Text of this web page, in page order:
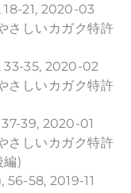
21, 2020-03
さしいカガク特許
33-35, 2020-02
さしいカガク特許
39, 2020-01
さしいカガク特許
編)
56-58, 2019-11